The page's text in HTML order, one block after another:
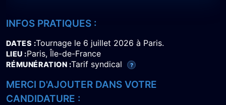
INFOS PRATIQUES :
DATES Tournage le 6 juillet 2026 à Paris.
LIEU Paris, Île-de-France
RÉMUNÉRATION Tarif syndical ?
MERCI D'AJOUTER DANS VOTRE
CANDIDATURE :